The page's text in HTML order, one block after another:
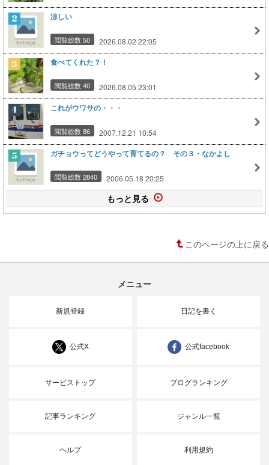
涼しい
閲覧総数 50 2026.08.02 22:05
食べてくれた？！
閲覧総数 40 2026.08.05 23:01
これがウワサの・・・
閲覧総数 86 2007.12.21 10:54
ガチョウってどうやって育てるの？ その３・なかよし
閲覧総数 2840 2006.05.18 20:25
もっと見る
このページの上に戻る
メニュー
新規登録 日記を書く
公式X 公式facebook
サービストップ ブログランキング
記事ランキング ジャンル一覧
ヘルプ 利用規約